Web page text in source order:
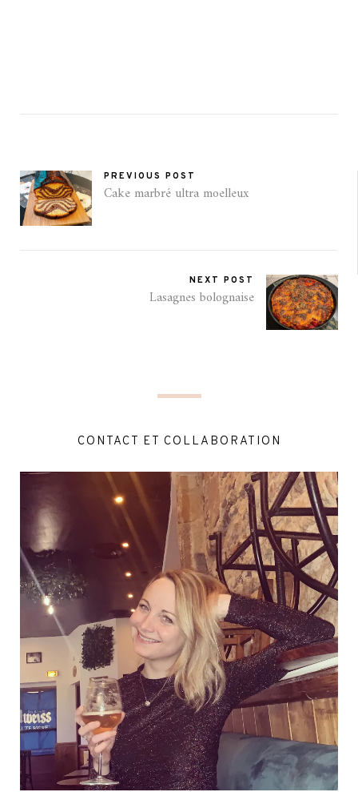
PREVIOUS POST
Cake marbré ultra moelleux
NEXT POST
Lasagnes bolognaise
CONTACT ET COLLABORATION